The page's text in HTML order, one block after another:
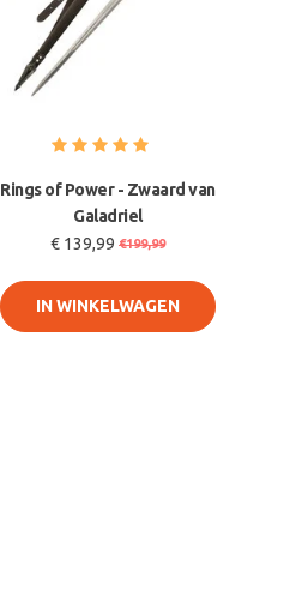
Rings of Power - Zwaard van
Galadriel
€ 139,99 €199,99
IN WINKELWAGEN